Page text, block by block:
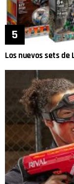
Los nuevos sets de